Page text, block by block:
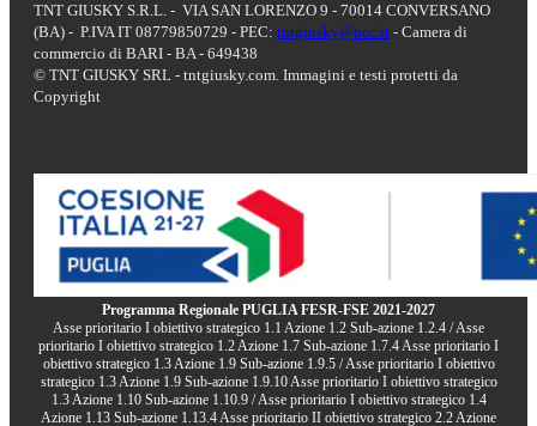
TNT GIUSKY S.R.L. - VIA SAN LORENZO 9 - 70014 CONVERSANO
(BA) - P.IVA IT 08779850729 - PEC: tntgiusky@pec.it - Camera di
commercio di BARI - BA - 649438
© TNT GIUSKY SRL - tntgiusky.com. Immagini e testi protetti da
Copyright
Programma Regionale PUGLIA FESR-FSE 2021-2027
Asse prioritario I obiettivo strategico 1.1 Azione 1.2 Sub-azione 1.2.4 / Asse
prioritario I obiettivo strategico 1.2 Azione 1.7 Sub-azione 1.7.4 Asse prioritario I
obiettivo strategico 1.3 Azione 1.9 Sub-azione 1.9.5 / Asse prioritario I obiettivo
strategico 1.3 Azione 1.9 Sub-azione 1.9.10 Asse prioritario I obiettivo strategico
1.3 Azione 1.10 Sub-azione 1.10.9 / Asse prioritario I obiettivo strategico 1.4
Azione 1.13 Sub-azione 1.13.4 Asse prioritario II obiettivo strategico 2.2 Azione